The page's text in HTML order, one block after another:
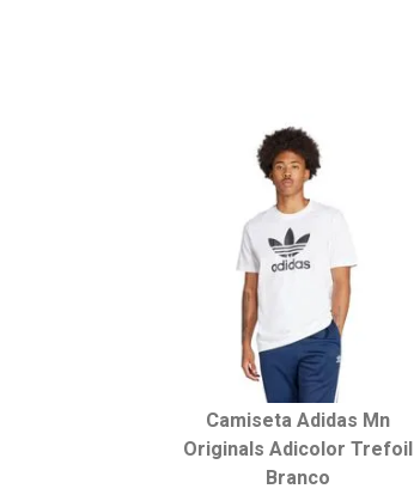
Escolha seu tamanho:
M G
Camiseta Adidas Mn
Originals Adicolor Trefoil
Branco